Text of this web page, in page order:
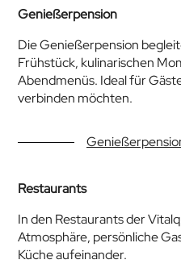
Genießerpension
Die Genießerpension
Frühstück, kulinarischen
Abendmenüs. Ideal für
verbinden möchten.
Restaurants
In den Restaurants der
Atmosphäre, persönliche
Küche aufeinander.